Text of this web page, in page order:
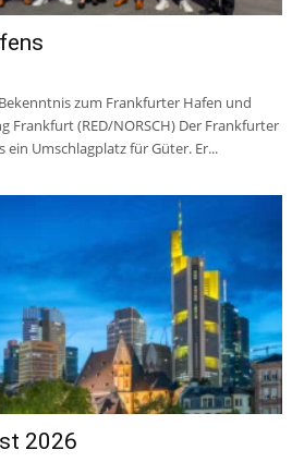
zum Frankfurter Hafen und
Frankfurt (RED/NORSCH) Der Frankfurter
Umschlagplatz für Güter. Er...
2026